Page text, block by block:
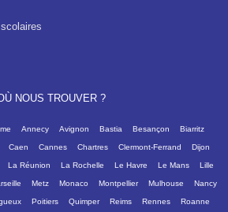
NOUS TROUVER ?
Annecy Avignon Bastia Besançon Biarritz
Caen Cannes Chartres Clermont-Ferrand Dijon
La Réunion La Rochelle Le Havre Le Mans Lille
Metz Monaco Montpellier Mulhouse Nancy
Poitiers Quimper Reims Rennes Roanne